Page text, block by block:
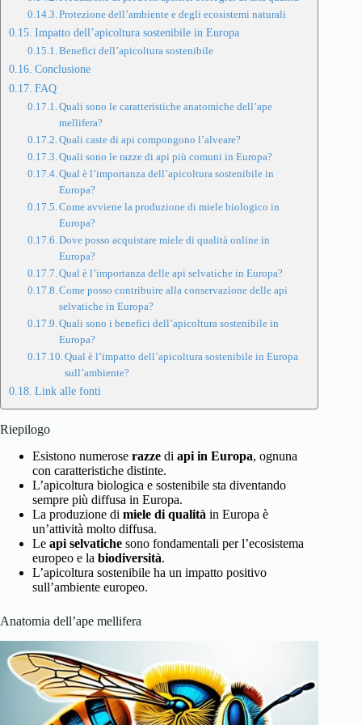
Protezione dell’ambiente e degli ecosistemi naturali
Impatto dell’apicoltura sostenibile in Europa
Benefici dell’apicoltura sostenibile
Conclusione
FAQ
Quali sono le caratteristiche anatomiche dell’ape
mellifera?
Quali caste di api compongono l’alveare?
Quali sono le razze di api più comuni in Europa?
Qual è l’importanza dell’apicoltura sostenibile in
Europa?
Come avviene la produzione di miele biologico in
Europa?
Dove posso acquistare miele di qualità online in
Europa?
Qual è l’importanza delle api selvatiche in Europa?
Come posso contribuire alla conservazione delle api
selvatiche in Europa?
Quali sono i benefici dell’apicoltura sostenibile in
Europa?
Qual è l’impatto dell’apicoltura sostenibile in Europa
sull’ambiente?
Link alle fonti
Riepilogo
Esistono numerose razze di api in Europa, ognuna
con caratteristiche distinte.
L’apicoltura biologica e sostenibile sta diventando
sempre più diffusa in Europa.
La produzione di miele di qualità in Europa è
un’attività molto diffusa.
Le api selvatiche sono fondamentali per l’ecosistema
europeo e la biodiversità.
L’apicoltura sostenibile ha un impatto positivo
sull’ambiente europeo.
Anatomia dell’ape mellifera